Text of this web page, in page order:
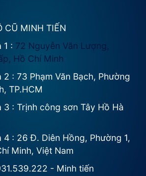
CŨ MINH TIẾN
1 : 72 Nguyễn Văn Lượng,
Hồ Chí Minh
: 73 Phạm Văn Bạch, Phường
TP.HCM
3 : Trịnh công sơn Tây Hồ Hà
4 : 26 Đ. Diên Hồng, Phường 1,
Minh, Việt Nam
- Minh tiến